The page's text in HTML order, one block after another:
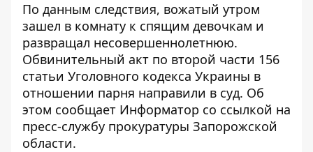
По данным следствия, вожатый утром
зашел в комнату к спящим девочкам и
развращал несовершеннолетнюю.
Обвинительный акт по второй части 156
статьи Уголовного кодекса Украины в
отношении парня направили в суд. Об
этом сообщает Информатор со ссылкой на
пресс-службу прокуратуры Запорожской
области.